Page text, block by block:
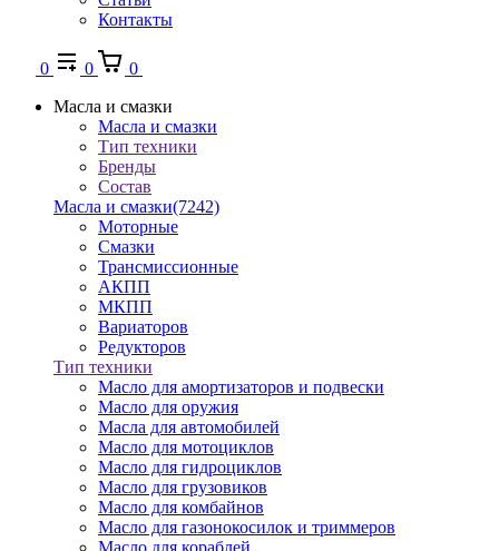
Контакты
0 0
0
Масла и смазки
Масла и смазки
Тип техники
Бренды
Состав
Масла и смазки(7242)
Моторные
Смазки
Трансмиссионные
АКПП
МКПП
Вариаторов
Редукторов
Тип техники
Масло для амортизаторов и подвески
Масло для оружия
Масла для автомобилей
Масло для мотоциклов
Масло для гидроциклов
Масло для грузовиков
Масло для комбайнов
Масло для газонокосилок и триммеров
Масло для кораблей